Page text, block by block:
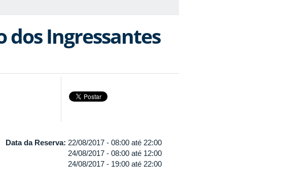
dos Ingressantes
Data da Reserva: 22/08/2017 -08:00 até 22:00
24/08/2017 -08:00 até 12:00
24/08/2017 - 19:00 até 22:00